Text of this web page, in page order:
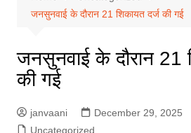
जनसुनवाई के दौरान 21 शिकायत दर्ज की गई
जनसुनवाई के दौरान 21
की गई
janvaani December 29, 2025
Uncategorized